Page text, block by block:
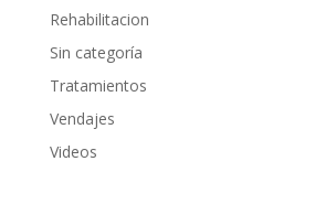
Rehabilitacion
Sin categoría
Tratamientos
Vendajes
Videos